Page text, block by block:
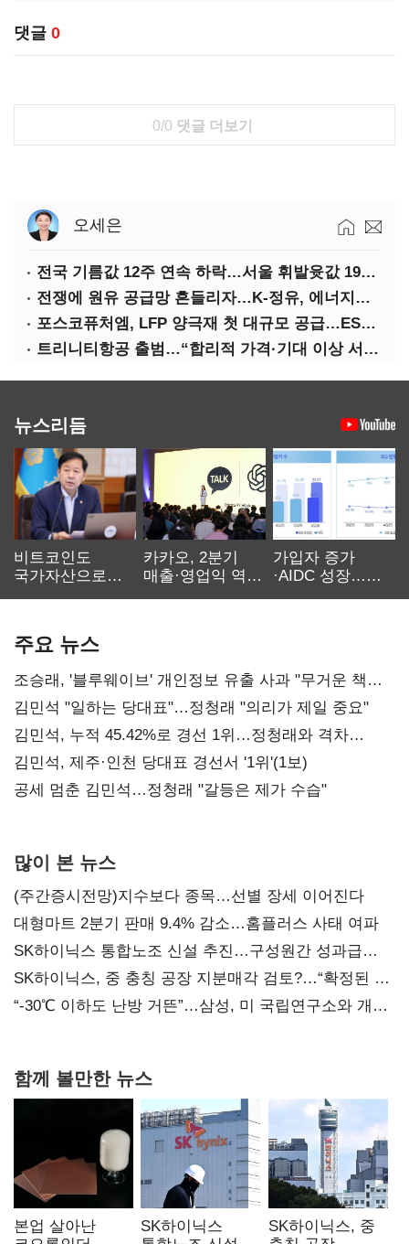
댓글 0
0/0 댓글 더보기
오세은
전국 기름값 12주 연속 하락…서울 휘발윳값 1909원
전쟁에 원유 공급망 흔들리자…K-정유, 에너지안보 핵심으로 재부상
포스코퓨처엠, LFP 양극재 첫 대규모 공급…ESS 시장 공략
트리니티항공 출범…“합리적 가격·기대 이상 서비스로 승부”
뉴스리듬
비트코인도
국가자산으로…'
카카오, 2분기
매출·영업익 역대
가입자 증가
·AIDC 성장…
주요 뉴스
조승래, '블루웨이브' 개인정보 유출 사과 "무거운 책임
통감"
김민석 "일하는 당대표"…정청래 "의리가 제일 중요"
김민석, 누적 45.42%로 경선 1위…정청래와 격차
0.86%p(2보)
김민석, 제주·인천 당대표 경선서 '1위'(1보)
공세 멈춘 김민석…정청래 "갈등은 제가 수습"
많이 본 뉴스
(주간증시전망)지수보다 종목…선별 장세 이어진다
대형마트 2분기 판매 9.4% 감소…홈플러스 사태 여파
SK하이닉스 통합노조 신설 추진…구성원간 성과급
불만 확산
SK하이닉스, 중 충칭 공장 지분매각 검토?…“확정된 바
없어”
“-30℃ 이하도 난방 거뜬”…삼성, 미 국립연구소와 개발
함께 볼만한 뉴스
본업 살아난
SK하이닉스
SK하이닉스, 중